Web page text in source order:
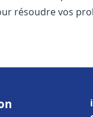
résoudre vos